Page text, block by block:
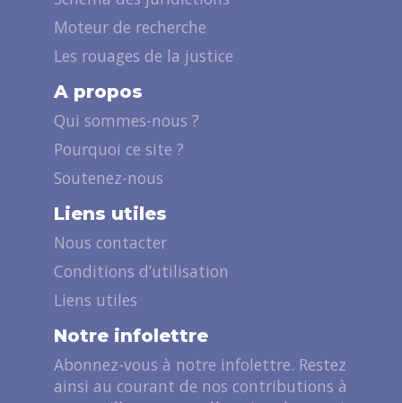
Moteur de recherche
Les rouages de la justice
A propos
Qui sommes-nous ?
Pourquoi ce site ?
Soutenez-nous
Liens utiles
Nous contacter
Conditions d’utilisation
Liens utiles
Notre infolettre
Abonnez-vous à notre infolettre. Restez
ainsi au courant de nos contributions à